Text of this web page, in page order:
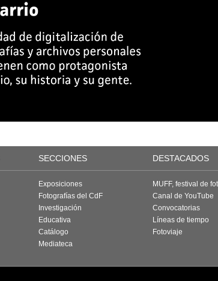
SECCIONES DESTACADOS
Exposiciones
Fotografías del CdF
Investigación
Educativa
Catálogo
Mediateca
MUFF, festival de
Canal de YouTube
Convocatorias
Líneas de tiempo
Fotoviaje